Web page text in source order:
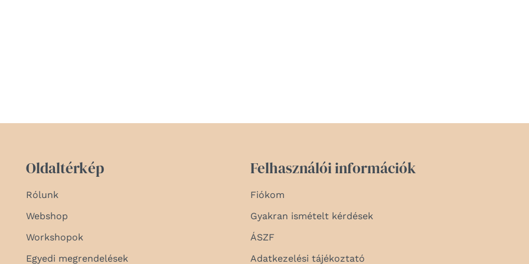
Oldaltérkép
Rólunk
Webshop
Workshopok
Egyedi megrendelések
Felhasználói információk
Fiókom
Gyakran ismételt kérdések
ÁSZF
Adatkezelési tájékoztató